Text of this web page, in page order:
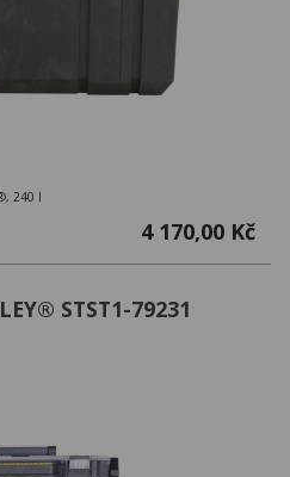
240 l
4 170,00 Kč
STST1-79231